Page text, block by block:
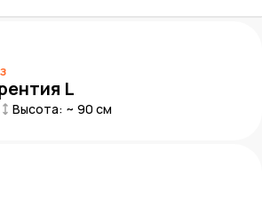
L
Высота: ~ 90 см